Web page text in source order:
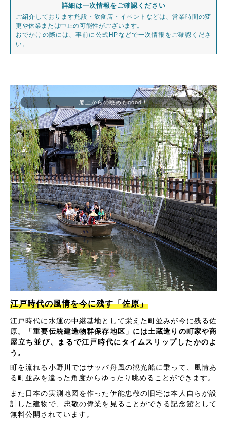
詳細は一次情報をご確認ください
ご紹介しております施設・飲食店・イベントなどは、営業時間の変
更や休業または中止の可能性がございます。
おでかけの際には、事前に公式HPなどで一次情報をご確認くださ
い。
船上からの眺めもgood！
江戸時代の風情を今に残す「佐原」
江戸時代に水運の中継基地として栄えた町並みが今に残る佐
原。
「重要伝統建造物群保存地区」には土蔵造りの町家や商
屋立ち並び、まるで江戸時代にタイムスリップしたかのよ
う。
町を流れる小野川ではサッパ舟風の観光船に乗って、風情あ
る町並みを違った角度からゆったり眺めることができます。
また日本の実測地図を作った伊能忠敬の旧宅は本人自らが設
計した建物で、忠敬の偉業を見ることができる記念館として
無料公開されています。